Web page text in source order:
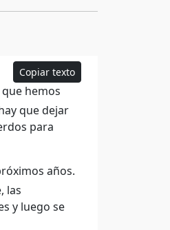
Copiar texto
hemos
que dejar
para
años.
las
y luego se